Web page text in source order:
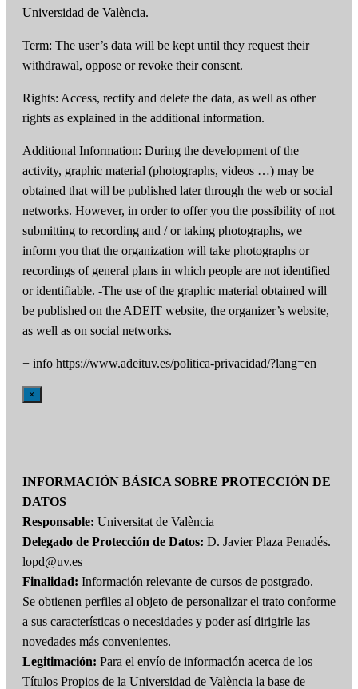
Universidad de València.
Term: The user’s data will be kept until they request their
withdrawal, oppose or revoke their consent.
Rights: Access, rectify and delete the data, as well as other
rights as explained in the additional information.
Additional Information: During the development of the
activity, graphic material (photographs, videos …) may be
obtained that will be published later through the web or social
networks. However, in order to offer you the possibility of not
submitting to recording and / or taking photographs, we
inform you that the organization will take photographs or
recordings of general plans in which people are not identified
or identifiable. -The use of the graphic material obtained will
be published on the ADEIT website, the organizer’s website,
as well as on social networks.
+ info https://www.adeituv.es/politica-privacidad/?lang=en
×
INFORMACIÓN BÁSICA SOBRE PROTECCIÓN DE
DATOS
Responsable: Universitat de València
Delegado de Protección de Datos: D. Javier Plaza Penadés.
lopd@uv.es
Finalidad: Información relevante de cursos de postgrado.
Se obtienen perfiles al objeto de personalizar el trato conforme
a sus características o necesidades y poder así dirigirle las
novedades más convenientes.
Legitimación: Para el envío de información acerca de los
Títulos Propios de la Universidad de València la base de